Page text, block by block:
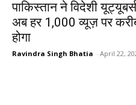
पाकिस्तान ने विदेशी
अब हर 1,000 व्यूज़ पर
होगा
Ravindra Singh Bhatia - April 22,